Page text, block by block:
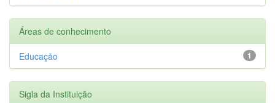
Áreas de conhecimento
1
Educação
Sigla da Instituição